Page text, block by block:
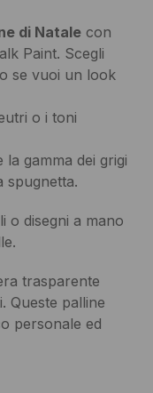
di Natale con
Paint. Scegli
se vuoi un look
o i toni
gamma dei grigi
spugnetta.
o disegni a mano
trasparente
Queste palline
personale ed